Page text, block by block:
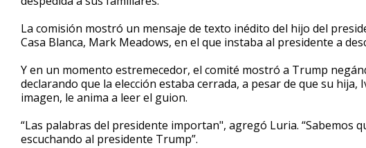
La comisión mostró un mensaje de texto inédito del hijo del
Casa Blanca, Mark Meadows, en el que instaba al presidente a
Y en un momento estremecedor, el comité mostró a Trump
declarando que la elección estaba cerrada, a pesar de que su
imagen, le anima a leer el guion.
“Las palabras del presidente importan", agregó Luria. “Sabemos
escuchando al presidente Trump”.